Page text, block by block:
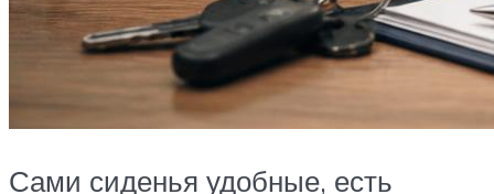
Сами сиденья удобные, есть